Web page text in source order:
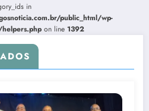
in
public_html/wp-
on line 1392